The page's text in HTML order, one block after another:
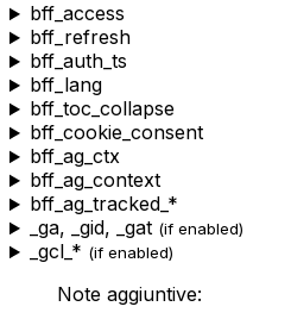
bff_access
bff_refresh
bff_auth_ts
bff_lang
bff_toc_collapse
bff_cookie_consent
bff_ag_ctx
bff_ag_context
bff_ag_tracked_*
_ga, _gid, _gat (if enabled)
_gcl_* (if enabled)
Note aggiuntive: